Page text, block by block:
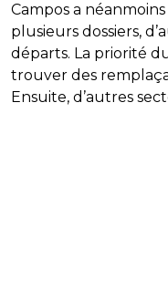
Campos a
plusieurs dossiers,
départs. La priorité
trouver des
Ensuite, d’autres